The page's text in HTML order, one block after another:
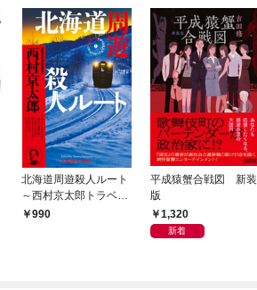
北海道周遊殺人ルート
～西村京太郎トラベル
ミステリー・セレクシ
990
平成猿蟹合戦図 新装
版
1,320
新着